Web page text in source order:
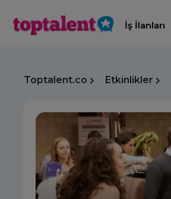
İş İlanları
Toptalent.co Etkinlikler